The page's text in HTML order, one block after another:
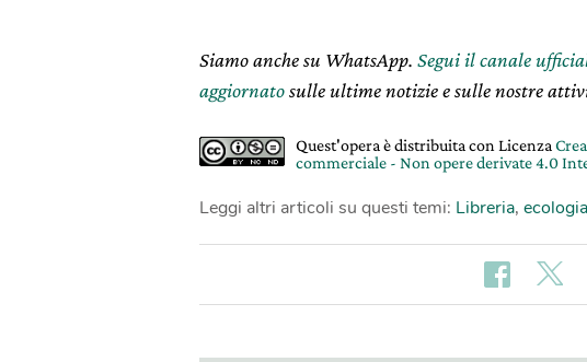
Siamo anche su WhatsApp. Segui il canale
aggiornatosulle ultime notizie e sulle nostre
Quest'opera è distribuita con Licenza
commerciale - Non opere derivate 4.0
Leggi altri articoli su questi temi: Libreria, ecologia